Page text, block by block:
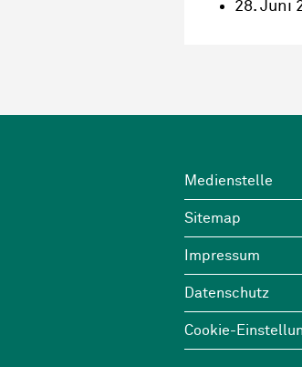
28. Juni
Wichtige Links
Medienstelle
Sitemap
Impressum
Datenschutz
Cookie-